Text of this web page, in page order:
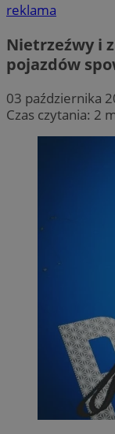
reklama
Nietrzeźwy i
pojazdów
03 października
Czas czytania: 2